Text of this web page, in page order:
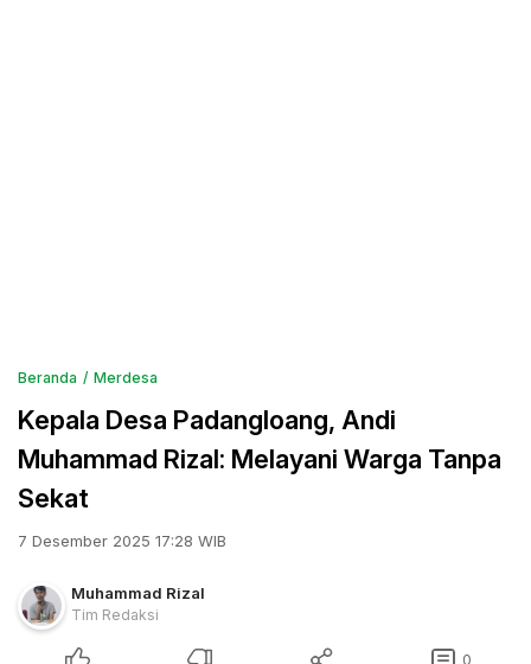
Beranda Merdesa
Kepala Desa Padangloang, Andi
Muhammad Rizal: Melayani Warga Tanpa
Sekat
7 Desember 2025 17:28 WIB
Muhammad Rizal
Tim Redaksi
0